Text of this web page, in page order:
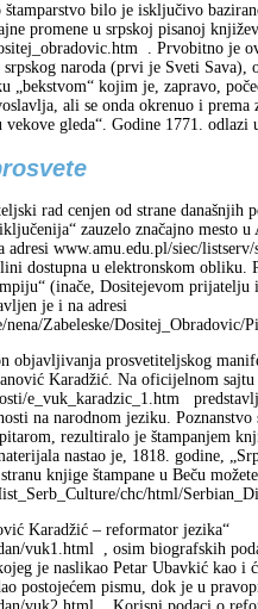
bilo je isključivo
promene u srpskoj pisanoj
. Prvobitno je
srpskog naroda (prvi je Sveti
„bekstvom“ kojim je, zapravo,
ali se onda okrenuo i prema
gleda“. Godine 1771. odlazi
rad cenjen od strane današnjih
zauzelo značajno mesto
adresi www.amu.edu.pl/siec/
dostupna u elektronskom
(inače, Dositejevom
je i na adresi
Zabeleske/Dositej_Obradovic/
objavljivanja prosvetiteljskog
Karadžić. Na oficijelnom sajtu
e_vuk_karadzic_1.htm
na narodnom jeziku. Poznanstvo
rezultiralo je štampanjem
nastao je, 1818. godine,
knjige štampane u Beču
chc/html/
Karadžić – reformator jezika“
vuk1.html
, osim biografskih
je naslikao Petar Ubavkić kao i
postojećem pismu, dok je u